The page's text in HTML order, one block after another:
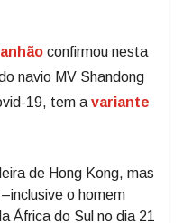
confirmou nesta
navio MV Shandong
19, tem avariante
de Hong Kong, mas
o homem
África do Sul no dia 21